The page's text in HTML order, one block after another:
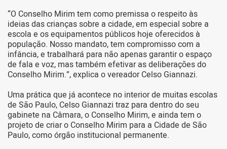
“O Conselho Mirim tem como premissa o respeito às
ideias das crianças sobre a cidade, em especial sobre a
escola e os equipamentos públicos hoje oferecidos à
população. Nosso mandato, tem compromisso com a
infância, e trabalhará para não apenas garantir o espaço
de fala e voz, mas também efetivar as deliberações do
Conselho Mirim.”, explica o vereador Celso Giannazi.
Uma prática que já acontece no interior de muitas escolas
de São Paulo, Celso Giannazi traz para dentro do seu
gabinete na Câmara, o Conselho Mirim, e ainda tem o
projeto de criar o Conselho Mirim para a Cidade de São
Paulo, como órgão institucional permanente.